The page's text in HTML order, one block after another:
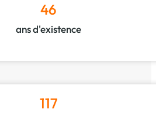
46
ans d'existence
117